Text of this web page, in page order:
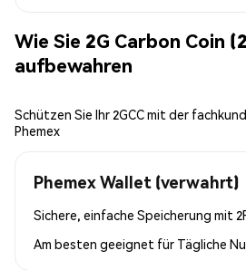
Wie Sie 2G Carbon Coin
aufbewahren
Schützen Sie Ihr 2GCC mit der
Phemex
Phemex Wallet (verwahrt)
Sichere, einfache Speicherung mit
Am besten geeignet für Tägliche